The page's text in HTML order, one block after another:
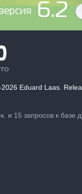
6.2
Eduard Laas.
и 15 запросов к базе